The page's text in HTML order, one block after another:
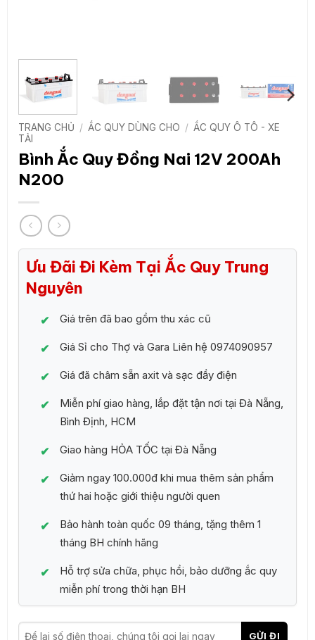
TRANG CHỦ / ẮC QUY DÙNG CHO / ẮC QUY Ô TÔ - XE
TẢI
Bình Ắc Quy Đồng Nai 12V 200Ah
N200
Ưu Đãi Đi Kèm Tại Ắc Quy Trung
Nguyên
Giá trên đã bao gồm thu xác cũ
Giá Sỉ cho Thợ và Gara Liên hệ 0974090957
Giá đã châm sẵn axit và sạc đầy điện
Miễn phí giao hàng, lắp đặt tận nơi tại Đà Nẵng,
Bình Định, HCM
Giao hàng HỎA TỐC tại Đà Nẵng
Giảm ngay 100.000đ khi mua thêm sản phẩm
thứ hai hoặc giới thiệu người quen
Bảo hành toàn quốc 09 tháng, tặng thêm 1
tháng BH chính hãng
Hỗ trợ sửa chữa, phục hồi, bảo dưỡng ắc quy
miễn phí trong thời hạn BH